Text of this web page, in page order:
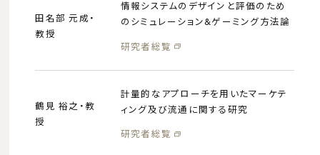
田名部 元成・
教授
情報システムのデザインと評価のため
のシミュレーション&ゲーミング方法論
研究者総覧
鶴見 裕之・教
授
計量的なアプローチを用いたマーケテ
ィング及び流通に関する研究
研究者総覧